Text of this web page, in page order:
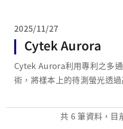
2025/11/27
Cytek Aurora
Cytek Aurora利用專利之多
術，將樣本上的待測螢光透
將各個雷射的偵測模組之光
全光譜署名(Full Spectral
共 6 筆資料，目